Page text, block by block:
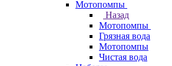
Мотопомпы
Назад
Мотопомпы
Грязная вода
Мотопомпы
Чистая вода